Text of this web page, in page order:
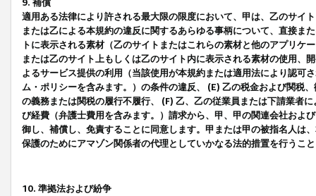
9. 補償
適用ある法律により許される最大限の限度において、甲は、乙のサイ
または乙による本規約の違反に関するあらゆる事柄について、直接ま
トに表示される素材（乙のサイトまたはこれらの素材と他のアプリ
または乙のサイト上もしくは乙のサイト内に表示される素材の使用、
よるサービス提供の利用（当該使用が本規約または適用法により認可
ム・ポリシーを含みます。）の条件の違反、 (E) 乙の税金および関税
の義務または関税の履行不履行、 (F) 乙、乙の従業員または下請業者
び経費（弁護士費用を含みます。）請求から、甲、甲の関連会社およ
御し、補償し、免責することに同意します。甲または甲の被指名人は
保護のためにアマゾン関係者の代理としていかなる法的措置を行うこ
10. 準拠法および紛争